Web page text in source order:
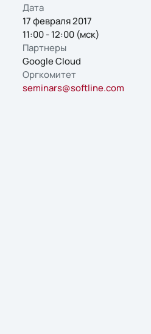
Дата
17 февраля 2017
11:00 - 12:00 (мск)
Партнеры
Google Cloud
Оргкомитет
seminars@softline.com